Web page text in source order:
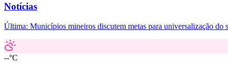
Notícias
Última: Municípios mineiros discutem metas para universalização do
--°C